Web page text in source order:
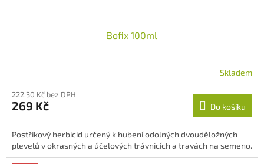
Bofix 100ml
produktu
je
z
hvězdiček.
Skladem
222,30 Kč bez DPH
269 Kč Do košíku
Postřikový herbicid určený k hubení odolných dvouděložných
plevelů v okrasných a účelových trávnicích a travách na semeno.